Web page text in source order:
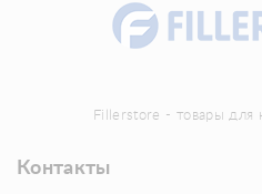
Fillerstore - товары для
Контакты